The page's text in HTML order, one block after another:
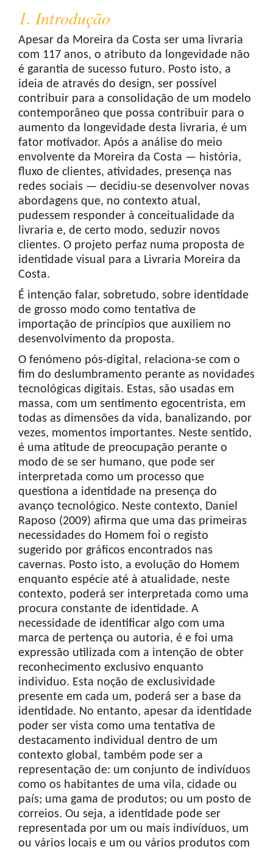
1. Introdução
Apesar da Moreira da Costa ser uma livraria
com 117 anos, o atributo da longevidade não
é garantia de sucesso futuro. Posto isto, a
ideia de através do design, ser possível
contribuir para a consolidação de um modelo
contemporâneo que possa contribuir para o
aumento da longevidade desta livraria, é um
fator motivador. Após a análise do meio
envolvente da Moreira da Costa — história,
fluxo de clientes, atividades, presença nas
redes sociais — decidiu-se desenvolver novas
abordagens que, no contexto atual,
pudessem responder à conceitualidade da
livraria e, de certo modo, seduzir novos
clientes. O projeto perfaz numa proposta de
identidade visual para a Livraria Moreira da
Costa.
É intenção falar, sobretudo, sobre identidade
de grosso modo como tentativa de
importação de princípios que auxiliem no
desenvolvimento da proposta.
O fenómeno pós-digital, relaciona-se com o
fim do deslumbramento perante as novidades
tecnológicas digitais. Estas, são usadas em
massa, com um sentimento egocentrista, em
todas as dimensões da vida, banalizando, por
vezes, momentos importantes. Neste sentido,
é uma atitude de preocupação perante o
modo de se ser humano, que pode ser
interpretada como um processo que
questiona a identidade na presença do
avanço tecnológico. Neste contexto, Daniel
Raposo (2009) afirma que uma das primeiras
necessidades do Homem foi o registo
sugerido por gráficos encontrados nas
cavernas. Posto isto, a evolução do Homem
enquanto espécie até à atualidade, neste
contexto, poderá ser interpretada como uma
procura constante de identidade. A
necessidade de identificar algo com uma
marca de pertença ou autoria, é e foi uma
expressão utilizada com a intenção de obter
reconhecimento exclusivo enquanto
individuo. Esta noção de exclusividade
presente em cada um, poderá ser a base da
identidade. No entanto, apesar da identidade
poder ser vista como uma tentativa de
destacamento individual dentro de um
contexto global, também pode ser a
representação de: um conjunto de indivíduos
como os habitantes de uma vila, cidade ou
país; uma gama de produtos; ou um posto de
correios. Ou seja, a identidade pode ser
representada por um ou mais indivíduos, um
ou vários locais e um ou vários produtos com